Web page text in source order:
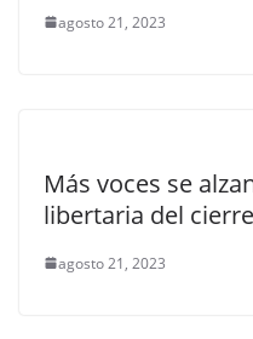
agosto 21, 2023
Más voces se
libertaria del
agosto 21, 2023